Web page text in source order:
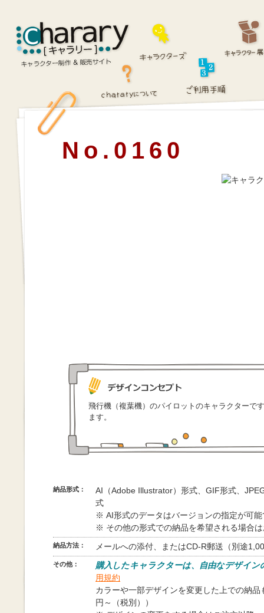
No.0160
飛行機（複葉機）のパイロットのキャラクターで
ます。
納品形式：
AI（Adobe Illustrator）形式、GIF形式、
式
※ AI形式のデータはバージョンの指定が可能
※ その他の形式での納品を希望される場合
納品方法： メールへの添付、またはCD-R郵送（別途
その他：
購入したキャラクターは、自由なデザイン
用規約
カラーや一部デザインを変更した上での納
円～（税別））